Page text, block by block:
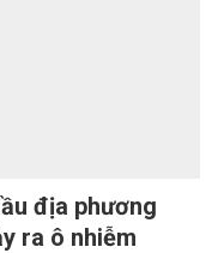
địa phương
ra ô nhiễm